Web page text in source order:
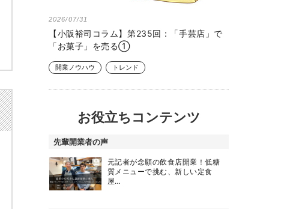
2026/07/31
【小阪裕司コラム】第235回：「手芸店」で
「お菓子」を売る①
開業ノウハウ トレンド
お役立ちコンテンツ
先輩開業者の声
元記者が念願の飲食店開業！低糖
質メニューで挑む、新しい定食
屋…